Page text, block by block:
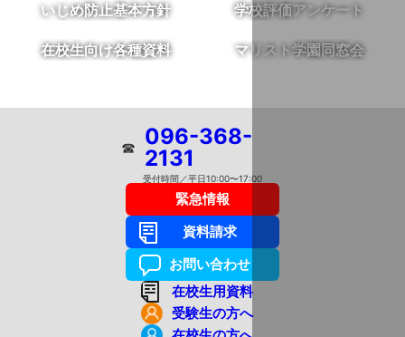
いじめ防止基本方針 学校評価アンケート
在校生向け各種資料 マリスト学園同窓会
☎ 096-368-
2131
受付時間／平日10:00〜17:00
緊急情報
資料請求
お問い合わせ
在校生用資料
受験生の方へ